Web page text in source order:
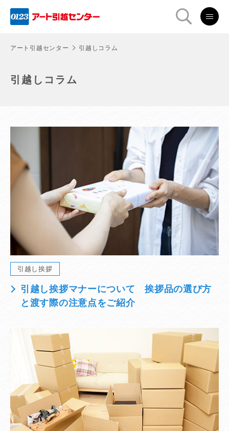
アート引越センター 引越しコラム
引越しコラム
引越し挨拶
引越し挨拶マナーについて 挨拶品の選び方
と渡す際の注意点をご紹介